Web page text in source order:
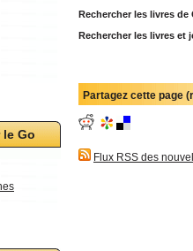
le Go
Rechercher les livres
Rechercher les livres et
Partagez cette page
Flux RSS des